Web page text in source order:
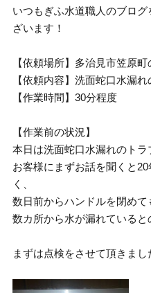
いつもぎふ水道職人のブロ
ざいます！
【依頼場所】多治見市笠原
【依頼内容】洗面蛇口水漏
【作業時間】30分程度
【作業前の状況】
本日は洗面蛇口水漏れのトラ
お客様にまずお話を聞くと
く、
数日前からハンドルを閉めて
数カ所から水が漏れていると
まずは点検をさせて頂きまし